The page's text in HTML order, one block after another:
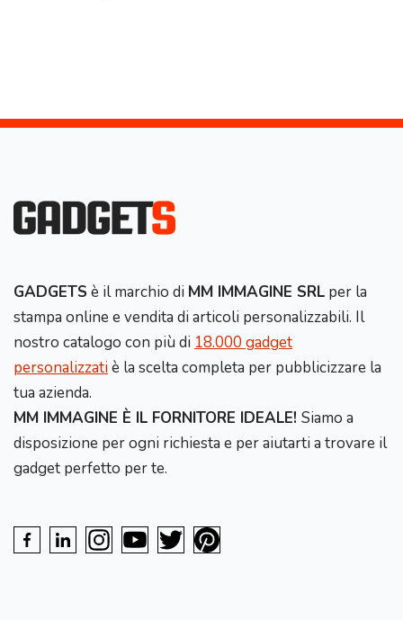
GADGETS è il marchio di MM IMMAGINE SRL per la
stampa online e vendita di articoli personalizzabili. Il
nostro catalogo con più di 18.000 gadget
personalizzatiè la scelta completa per pubblicizzare la
tua azienda.
MM IMMAGINE È IL FORNITORE IDEALE! Siamo a
disposizione per ogni richiesta e per aiutarti a trovare il
gadget perfetto per te.